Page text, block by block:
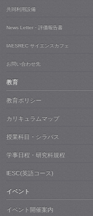
共同利用設備
News Letter・評価報告書
IAESREC サイエンスカフェ
お問い合わせ先
教育
教育ポリシー
カリキュラムマップ
授業科目・シラバス
学事日程・研究科規程
IESC(英語コース)
イベント
イベント開催案内